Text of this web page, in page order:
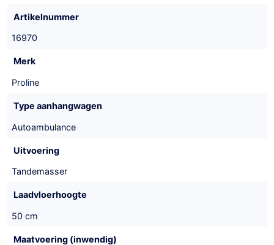
Artikelnummer
16970
Merk
Proline
Type aanhangwagen
Autoambulance
Uitvoering
Tandemasser
Laadvloerhoogte
50 cm
Maatvoering (inwendig)